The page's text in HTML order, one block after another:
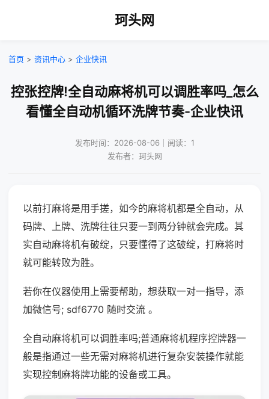
珂头网
首页 > 资讯中心 > 企业快讯
控张控牌!全自动麻将机可以调胜率吗_怎么
看懂全自动机循环洗牌节奏-企业快讯
发布时间：2026-08-06｜阅读：1
发布者：珂头网
以前打麻将是用手搓，如今的麻将机都是全自动，从
码牌、上牌、洗牌往往只要一到两分钟就会完成。其
实自动麻将机有破绽，只要懂得了这破绽，打麻将时
就可能转败为胜。
若你在仪器使用上需要帮助，想获取一对一指导，添
加微信号; sdf6770 随时交流 。
全自动麻将机可以调胜率吗;普通麻将机程序控牌器一
般是指通过一些无需对麻将机进行复杂安装操作就能
实现控制麻将牌功能的设备或工具。